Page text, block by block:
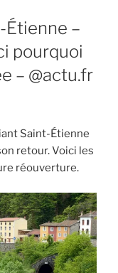
Étienne –
pourquoi
– @actu.fr
Saint-Étienne
retour. Voici les
réouverture.